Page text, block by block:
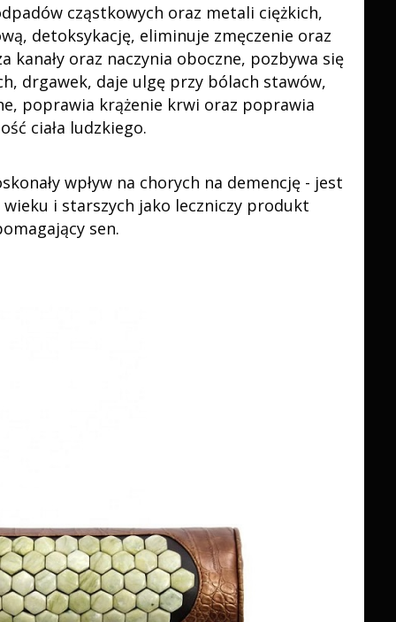
cząstkowych oraz metali ciężkich,
detoksykację, eliminuje zmęczenie oraz
kanały oraz naczynia oboczne, pozbywa się
drgawek, daje ulgę przy bólach stawów,
poprawia krążenie krwi oraz poprawia
ciała ludzkiego.
wpływ na chorych na demencję - jest
i starszych jako leczniczy produkt
sen.